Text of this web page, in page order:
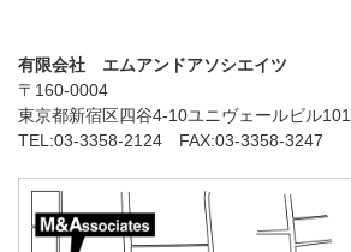
有限会社 エムアンドアソシエイツ
〒160-0004
東京都新宿区四谷4-10ユニヴェールビル101
TEL:03-3358-2124 FAX:03-3358-3247